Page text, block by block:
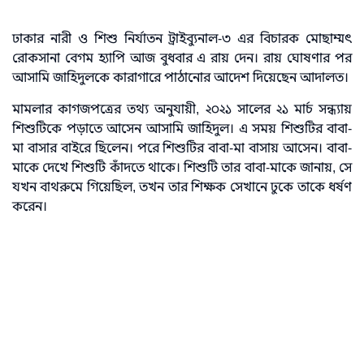
ঢাকার নারী ও শিশু নির্যাতন ট্রাইব্যুনাল-৩ এর বিচারক মোছাম্মৎ
রোকসানা বেগম হ্যাপি আজ বুধবার এ রায় দেন। রায় ঘোষণার পর
আসামি জাহিদুলকে কারাগারে পাঠানোর আদেশ দিয়েছেন আদালত।
মামলার কাগজপত্রের তথ্য অনুযায়ী, ২০২১ সালের ২১ মার্চ সন্ধ্যায়
শিশুটিকে পড়াতে আসেন আসামি জাহিদুল। এ সময় শিশুটির বাবা-
মা বাসার বাইরে ছিলেন। পরে শিশুটির বাবা-মা বাসায় আসেন। বাবা-
মাকে দেখে শিশুটি কাঁদতে থাকে। শিশুটি তার বাবা-মাকে জানায়, সে
যখন বাথরুমে গিয়েছিল, তখন তার শিক্ষক সেখানে ঢুকে তাকে ধর্ষণ
করেন।